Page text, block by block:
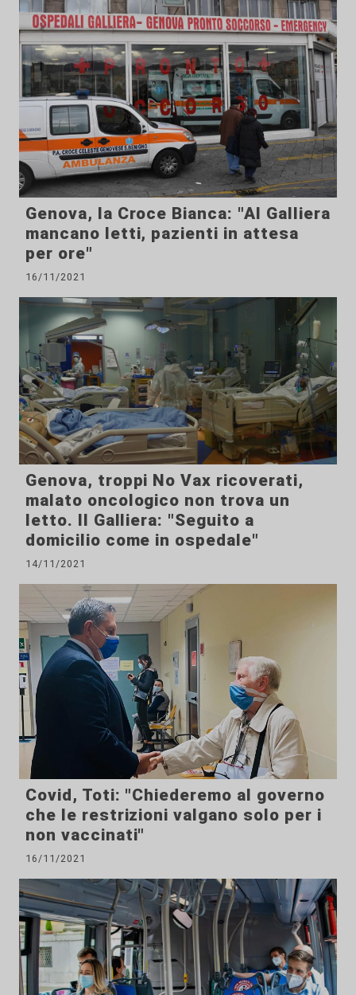
Genova, la Croce Bianca: "Al Galliera
mancano letti, pazienti in attesa
per ore"
16/11/2021
Genova, troppi No Vax ricoverati,
malato oncologico non trova un
letto. Il Galliera: "Seguito a
domicilio come in ospedale"
14/11/2021
Covid, Toti: "Chiederemo al governo
che le restrizioni valgano solo per i
non vaccinati"
16/11/2021